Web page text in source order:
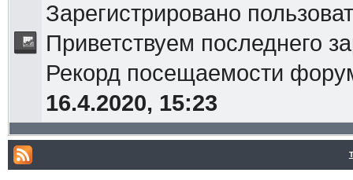
Зарегистрировано
Приветствуем последнего
Рекорд посещаемости
16.4.2020, 15:23